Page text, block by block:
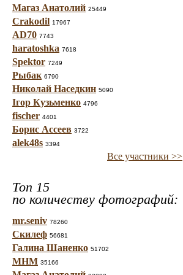
Магаз Анатолий 25449
Crakodil 17967
AD70 7743
haratoshka 7618
Spektor 7249
Рыбак 6790
Николай Наседкин 5090
Ігор Кузьменко 4796
fischer 4401
Борис Ассеев 3722
alek48s 3394
Все участники >>
Топ 15
по количеству фотографий:
mr.seniv 78260
Скилеф 56681
Галина Шаненко 51702
МНМ 35166